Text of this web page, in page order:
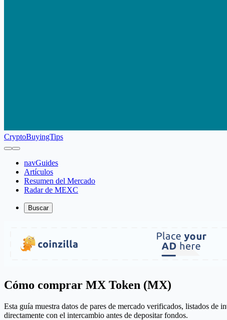
CryptoBuyingTips
navGuides
Artículos
Resumen del Mercado
Radar de MEXC
Buscar
Cómo comprar MX Token (MX)
Esta guía muestra datos de pares de mercado verificados, listados
directamente con el intercambio antes de depositar fondos.